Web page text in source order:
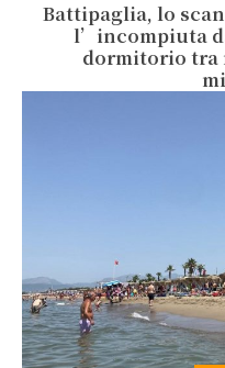
Battipaglia, lo
l’incompiuta
dormitorio tra